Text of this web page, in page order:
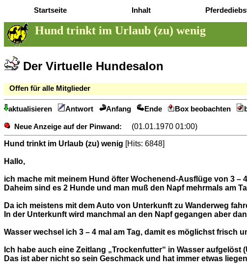
Startseite Inhalt
Hund trinkt im Urlaub (zu) wenig
Der Virtuelle Hundesalon
Offen für alle Mitglieder
aktualisieren Antwort Anfang Ende Box beobachten
Neue Anzeige auf der Pinwand: (01.01.1970 01:00)
Hund trinkt im Urlaub (zu) wenig [Hits: 6848]
Hallo,
ich mache mit meinem Hund öfter Wochenend-Ausflüge von 3
Daheim sind es 2 Hunde und man muß den Napf mehrmals am
Da ich meistens mit dem Auto von Unterkunft zu Wanderweg
In der Unterkunft wird manchmal an den Napf gegangen aber
Wasser wechsel ich 3 – 4 mal am Tag, damit es möglichst frisch
Ich habe auch eine Zeitlang „Trockenfutter“ in Wasser
Das ist aber nicht so sein Geschmack und hat immer etwas